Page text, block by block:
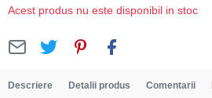
Acest produs nu este disponibil in stoc
Descriere Detalii produs Comentarii